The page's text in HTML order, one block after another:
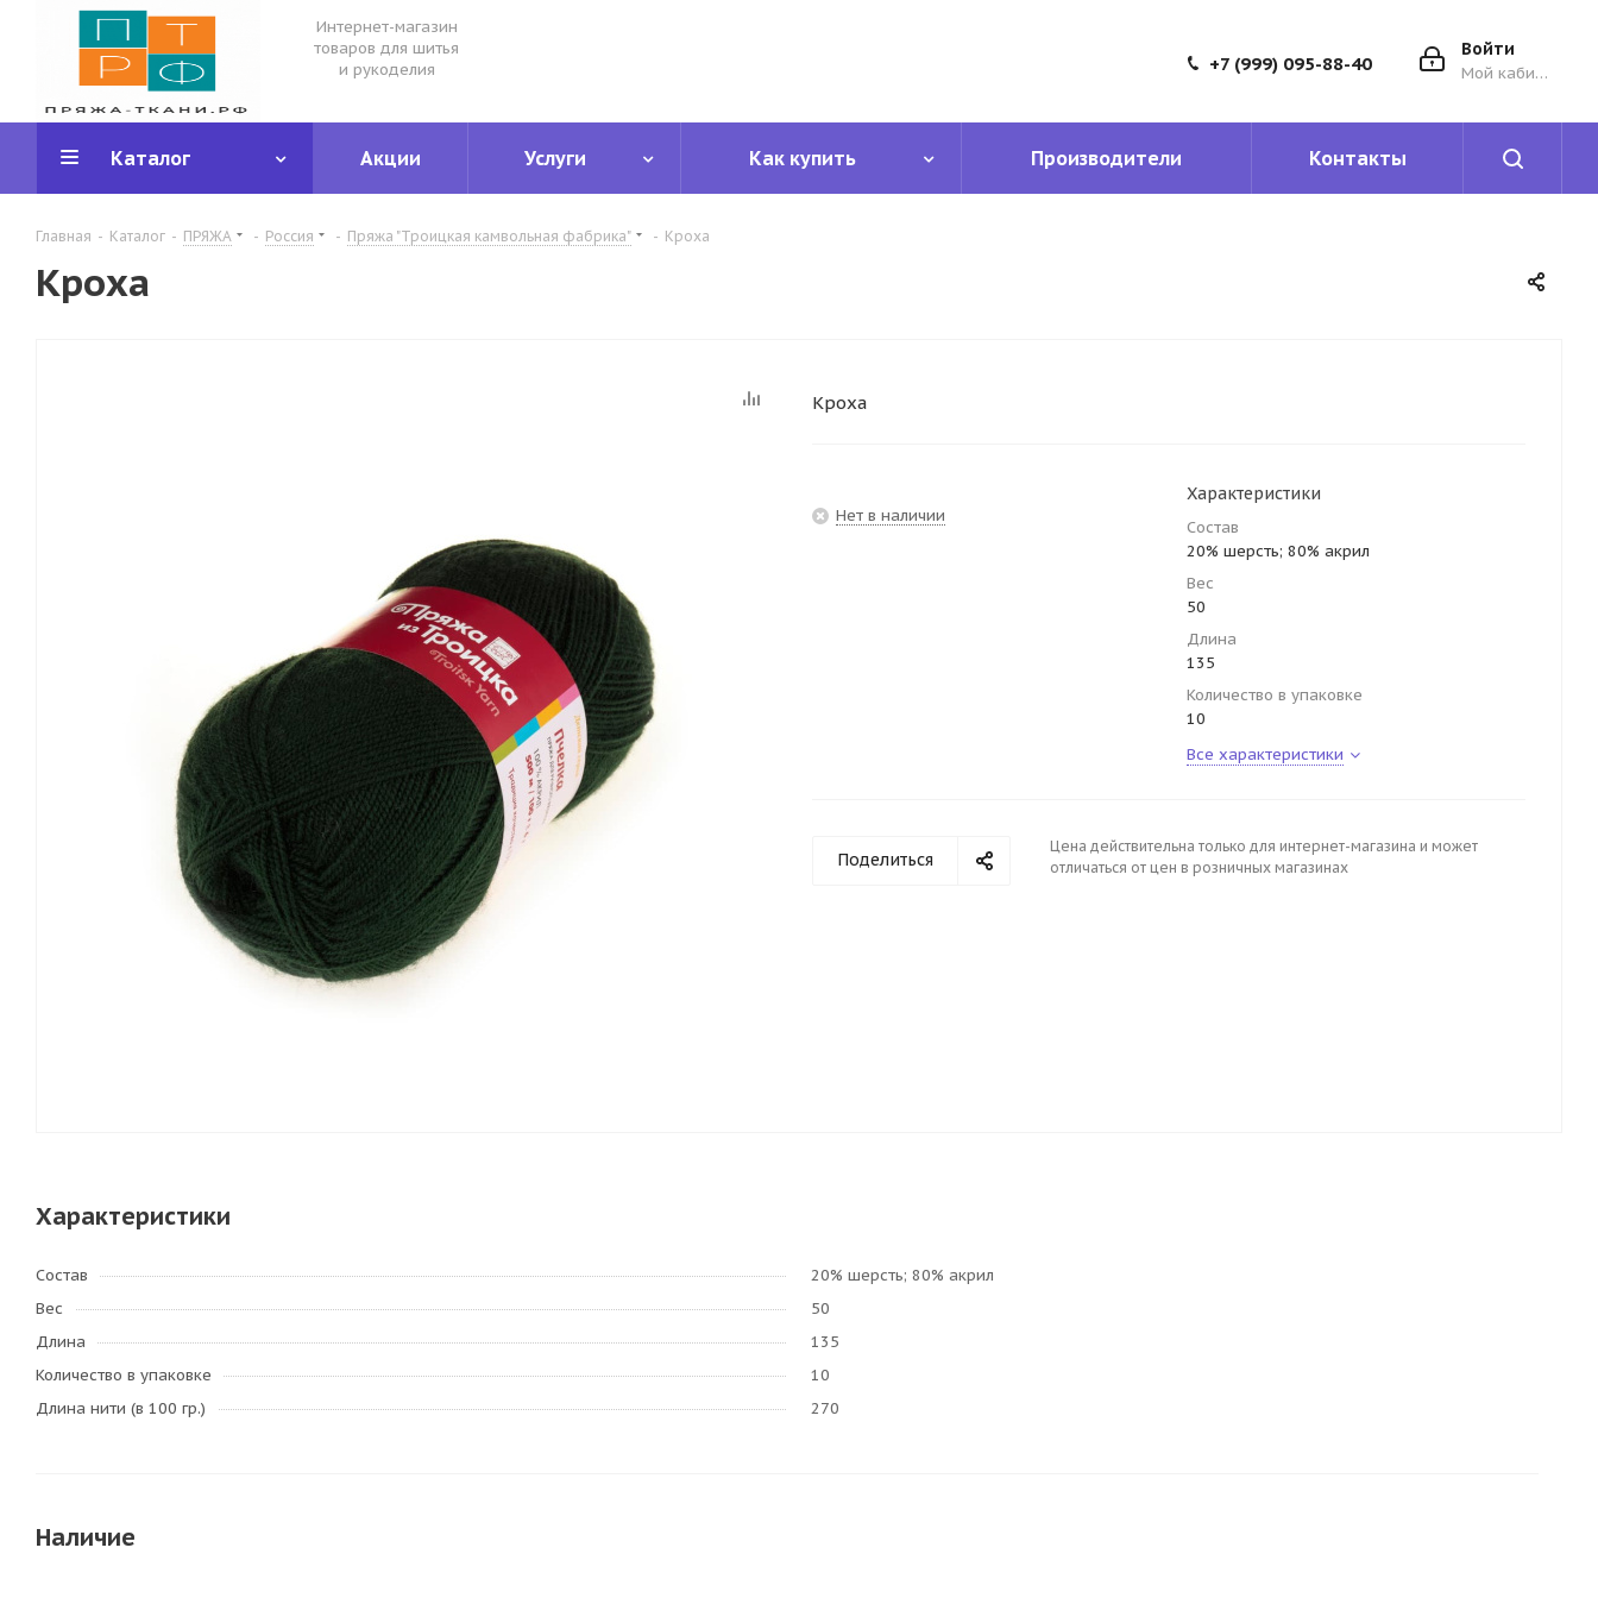
Интернет-магазин
товаров для шитья
и рукоделия
Войти
Мой кабинет
+7 (999) 095-88-40
Каталог Акции Услуги Как купить Производители Контакты
Главная - Каталог - ПРЯЖА - Россия - Пряжа "Троицкая камвольная фабрика" - Кроха
Кроха
Кроха
Нет в наличии
Характеристики
Состав
20% шерсть; 80% акрил
Вес
50
Длина
135
Количество в упаковке
10
Все характеристики
Поделиться
Цена действительна только для интернет-магазина и может
отличаться от цен в розничных магазинах
Характеристики
Состав
20% шерсть; 80% акрил
Вес
50
Длина
135
Количество в упаковке
10
Длина нити (в 100 гр.)
270
Наличие